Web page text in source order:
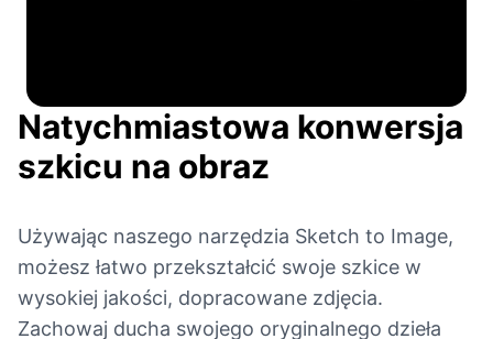
Natychmiastowa konwersja
szkicu na obraz
Używając naszego narzędzia Sketch to Image,
możesz łatwo przekształcić swoje szkice w
wysokiej jakości, dopracowane zdjęcia.
Zachowaj ducha swojego oryginalnego dzieła